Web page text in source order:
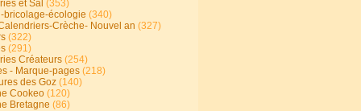
et Sal (353)
bricolage-écologie (340)
Crèche- Nouvel an (327)
(322)
(291)
Créateurs (254)
- Marque-pages (218)
des Goz (140)
Cookeo (120)
Bretagne (86)